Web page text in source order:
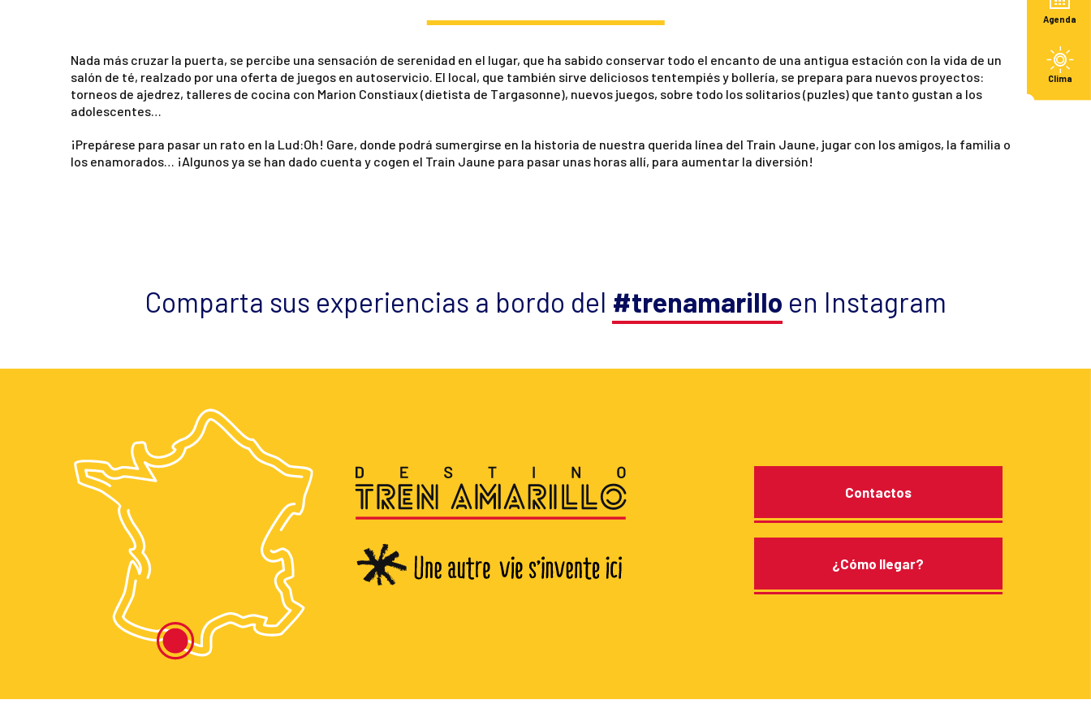
Agenda
Clima
Nada más cruzar la puerta, se percibe una sensación de serenidad en el lugar, que ha sabido conservar todo el encanto de una antigua estación con la vida de un
salón de té, realzado por una oferta de juegos en autoservicio. El local, que también sirve deliciosos tentempiés y bollería, se prepara para nuevos proyectos:
torneos de ajedrez, talleres de cocina con Marion Constiaux (dietista de Targasonne), nuevos juegos, sobre todo los solitarios (puzles) que tanto gustan a los
adolescentes…
¡Prepárese para pasar un rato en la Lud:Oh! Gare, donde podrá sumergirse en la historia de nuestra querida línea del Train Jaune, jugar con los amigos, la familia o
los enamorados… ¡Algunos ya se han dado cuenta y cogen el Train Jaune para pasar unas horas allí, para aumentar la diversión!
Comparta sus experiencias a bordo del #trenamarillo en Instagram
Contactos
¿Cómo llegar?